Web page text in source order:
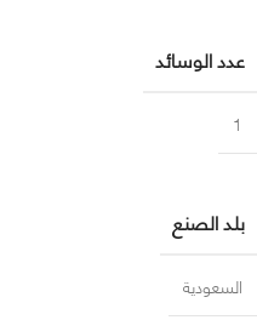
عدد الوسائد
1
بلد الصنع
السعودية